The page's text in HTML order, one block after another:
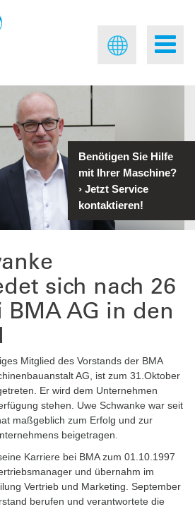
sich nach 26
AG in den
Mitglied des Vorstands der BMA
AG, ist zum 31.Oktober
Er wird dem Unternehmen
stehen. Uwe Schwanke war seit
maßgeblich zum Erfolg und zur
beigetragen.
Karriere bei BMA zum 01.10.1997
und übernahm im
Vertrieb und Marketing. September
berufen und verantwortete die
Benötigen Sie Hilfe
mit Ihrer Maschine?
› Jetzt Service
kontaktieren!